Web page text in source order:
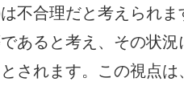
不合理だと考えられ
あると考え、その状
されます。この視点は